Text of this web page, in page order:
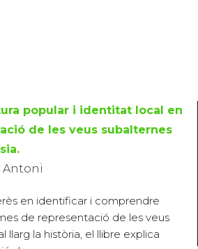
popular i identitat local en
de les veus subalternes
Antoni
en identificar i comprendre
de representació de les veus
llarg la història, el llibre explica